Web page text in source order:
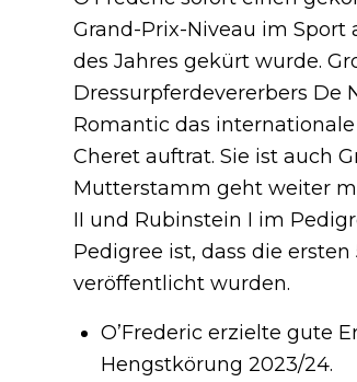
Grand-Prix-Niveau im Sport
des Jahres gekürt wurde.
Dressurpferdevererbers De
Romantic das
Cheret auftrat. Sie ist auch
Mutterstamm geht weiter
II und Rubinstein I im
Pedigree ist, dass die
veröffentlicht wurden.
O’Frederic erzielte gute
Hengstkörung 2023/24.